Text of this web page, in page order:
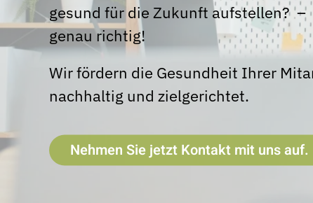
gesund für die Zukunft aufstellen? –
genau richtig!
Wir fördern die Gesundheit Ihrer
nachhaltig und zielgerichtet.
Nehmen Sie jetzt Kontakt mit uns auf.